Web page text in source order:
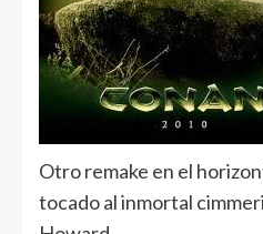
Otro remake en el
tocado al inmortal